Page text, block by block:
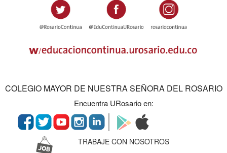
COLEGIO MAYOR DE NUESTRA SEÑORA DEL ROSARIO
Encuentra URosario en:
TRABAJE CON NOSOTROS